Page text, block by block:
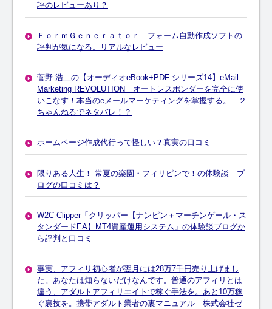
評のレビューあり？
ＦｏｒｍＧｅｎｅｒａｔｏｒ フォーム自動作成ソフトの
評判が気になる。リアルなレビュー
菅野 浩二の【オーディオeBook+PDF シリーズ14】eMail
Marketing REVOLUTION オートレスポンダーを完全に使
いこなす！本当のeメールマーケティングを掌握する。 ２
ちゃんねるでネタバレ！？
ホームページ作成代行って怪しい？真実の口コミ
限りある人生！ 常夏の楽園・フィリピンで！の体験談 ブ
ログの口コミは？
W2C-Clipper「クリッパー【ナンピン＋マーチンゲール・ス
タンダードEA】MT4資産運用システム」の体験談ブログか
ら評判と口コミ
事実、アフィリ初心者が翌月には28万7千円売り上げまし
た。あなたは知らないだけなんです。普通のアフィリとは
違う、アダルトアフィリエイトで稼ぐ手法を。あと10万稼
ぐ裏技を。携帯アダルト業者の裏マニュアル 株式会社ゼ